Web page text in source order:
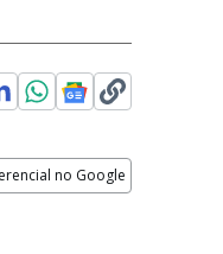
no Google